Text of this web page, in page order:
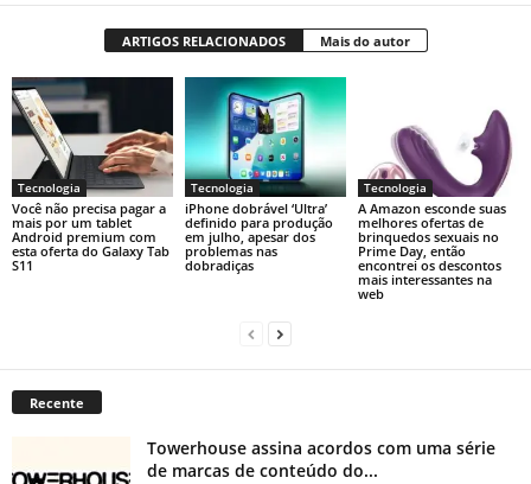
ARTIGOS RELACIONADOS Mais do autor
Tecnologia
Você não precisa pagar a
mais por um tablet
Android premium com
esta oferta do Galaxy Tab
S11
Tecnologia
iPhone dobrável ‘Ultra’
definido para produção
em julho, apesar dos
problemas nas
dobradiças
Tecnologia
A Amazon esconde suas
melhores ofertas de
brinquedos sexuais no
Prime Day, então
encontrei os descontos
mais interessantes na
web
Recente
Towerhouse assina acordos com uma série
de marcas de conteúdo do...